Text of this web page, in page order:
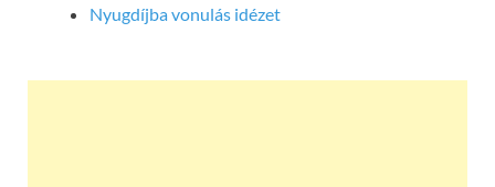
Nyugdíjba vonulás idézet